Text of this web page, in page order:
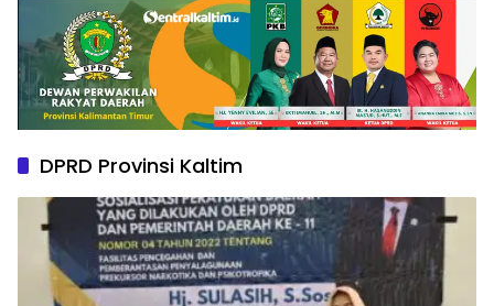
DPRD Provinsi Kaltim